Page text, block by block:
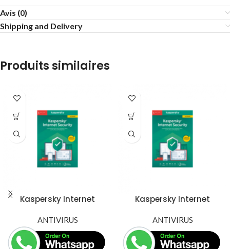
Avis (0)
Shipping and Delivery
Produits similaires
Kaspersky Internet
Multi-Devices
ANTIVIRUS
Kaspersky Internet
Multi-Devices
ANTIVIRUS